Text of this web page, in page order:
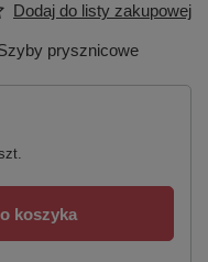
Dodaj do listy zakupowej
prysznicowe
koszyka